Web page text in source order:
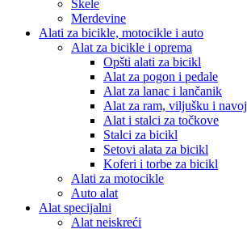
Skele
Merdevine
Alati za bicikle, motocikle i auto
Alat za bicikle i oprema
Opšti alati za bicikl
Alat za pogon i pedale
Alat za lanac i lančanik
Alat za ram, viljušku i navoj
Alat i stalci za točkove
Stalci za bicikl
Setovi alata za bicikl
Koferi i torbe za bicikl
Alati za motocikle
Auto alat
Alat specijalni
Alat neiskreći